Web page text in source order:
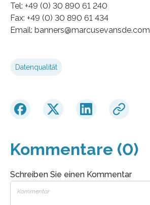
Tel: +49 (0) 30 890 61 240
Fax: +49 (0) 30 890 61 434
Email: banners@marcusevansde.com
Datenqualität
Kommentare (0)
Schreiben Sie einen Kommentar